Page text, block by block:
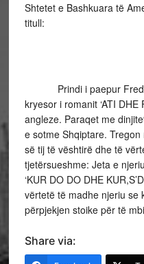
Shtetet e Bashkuara të
titull:
‘IVORY
Prindi i paepur Fredo
kryesor i romanit ‘ATI
angleze. Paraqet me
e sotme Shqiptare.
së tij të vështirë dhe të
tjetërsueshme: Jeta e
‘KUR DO DO DHE
vërtetë të madhe njeriu se
përpjekjen stoike për të
Share via: